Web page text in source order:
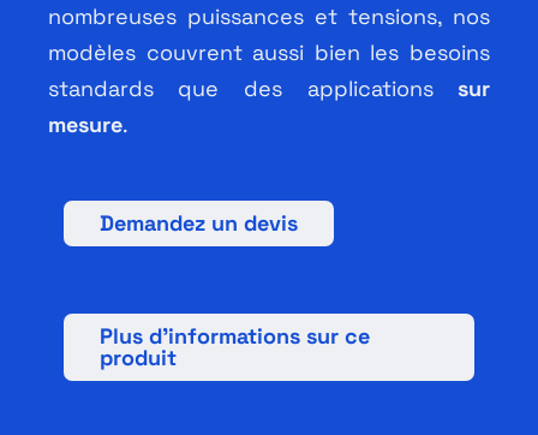
nombreuses puissances et tensions, nos
modèles couvrent aussi bien les besoins
standards que des applicationssur
mesure.
Demandez un devis
Plus d’informations sur ce
produit